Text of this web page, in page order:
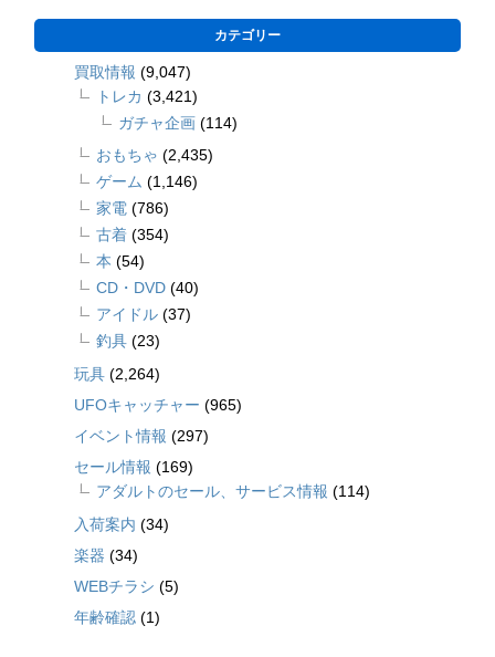
カテゴリー
買取情報 (9,047)
トレカ (3,421)
ガチャ企画 (114)
おもちゃ (2,435)
ゲーム (1,146)
家電 (786)
古着 (354)
本 (54)
CD・DVD (40)
アイドル (37)
釣具 (23)
玩具 (2,264)
UFOキャッチャー (965)
イベント情報 (297)
セール情報 (169)
アダルトのセール、サービス情報 (114)
入荷案内 (34)
楽器 (34)
WEBチラシ (5)
年齢確認 (1)